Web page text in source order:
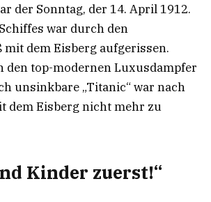
der Sonntag, der 14. April 1912.
war durch den
dem Eisberg aufgerissen.
den top-modernen Luxusdampfer
unsinkbare „Titanic“ war nach
dem Eisberg nicht mehr zu
Kinder zuerst!“